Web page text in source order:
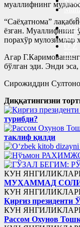
Cyr-
TR
O’Z
РУ
муаллифнинг
“Саёҳатнома”
ёзган. Муаллифнинг
порахўр мулозимлар
Агар
бўлган эди. Энди
Сирожиддин
Диққатингизни
турибди?
таклиф қилди
КУН
МУҲАММАД
КУН
Қирғиз президенти
КУН
Рассом Охунов